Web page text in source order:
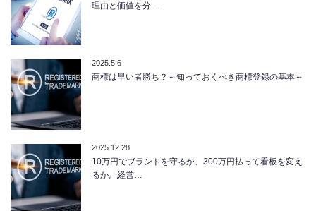
理由と価値を分…
2025.5.6
商標は早い者勝ち？～知っておくべき商標登録の基本～
2025.12.28
10万円でブランドを守るか、300万円払って看板を変え
るか。経営…